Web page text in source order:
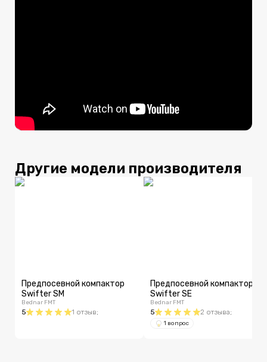
Другие модели производителя
Предпосевной компактор
Swifter SM
Bednar FMT
5 1 отзыв;
Предпосевной компактор
Swifter SE
Bednar FMT
5 2 отзыва;
1 вопрос